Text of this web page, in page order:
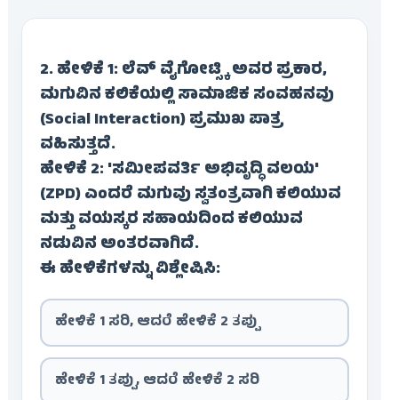
2. ಹೇಳಿಕೆ 1: ಲೆವ್ ವೈಗೋಟ್ಸ್ಕಿ ಅವರ ಪ್ರಕಾರ,
ಮಗುವಿನ ಕಲಿಕೆಯಲ್ಲಿ ಸಾಮಾಜಿಕ ಸಂವಹನವು
(Social Interaction) ಪ್ರಮುಖ ಪಾತ್ರ
ವಹಿಸುತ್ತದೆ.
ಹೇಳಿಕೆ 2: 'ಸಮೀಪವರ್ತಿ ಅಭಿವೃದ್ಧಿ ವಲಯ'
(ZPD) ಎಂದರೆ ಮಗುವು ಸ್ವತಂತ್ರವಾಗಿ ಕಲಿಯುವ
ಮತ್ತು ವಯಸ್ಕರ ಸಹಾಯದಿಂದ ಕಲಿಯುವ
ನಡುವಿನ ಅಂತರವಾಗಿದೆ.
ಈ ಹೇಳಿಕೆಗಳನ್ನು ವಿಶ್ಲೇಷಿಸಿ:
ಹೇಳಿಕೆ 1 ಸರಿ, ಆದರೆ ಹೇಳಿಕೆ 2 ತಪ್ಪು
ಹೇಳಿಕೆ 1 ತಪ್ಪು, ಆದರೆ ಹೇಳಿಕೆ 2 ಸರಿ